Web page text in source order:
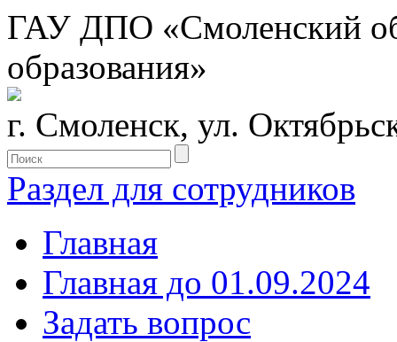
ГАУ ДПО «Смоленский
образования»
г. Смоленск, ул.
Раздел для сотрудников
Главная
Главная до 01.09.2024
Задать вопрос